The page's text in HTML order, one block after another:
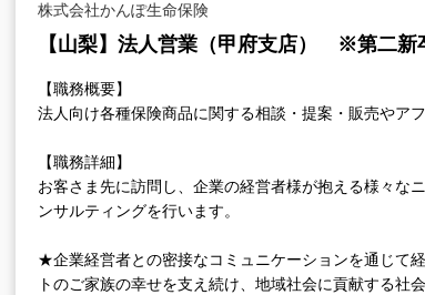
株式会社かんぽ生命保険
【山梨】法人営業（甲府支店） ※第二新
【職務概要】
法人向け各種保険商品に関する相談・提案・販売やア
【職務詳細】
お客さま先に訪問し、企業の経営者様が抱える様々な
ンサルティングを行います。
★企業経営者との密接なコミュニケーションを通じて
トのご家族の幸せを支え続け、地域社会に貢献する社